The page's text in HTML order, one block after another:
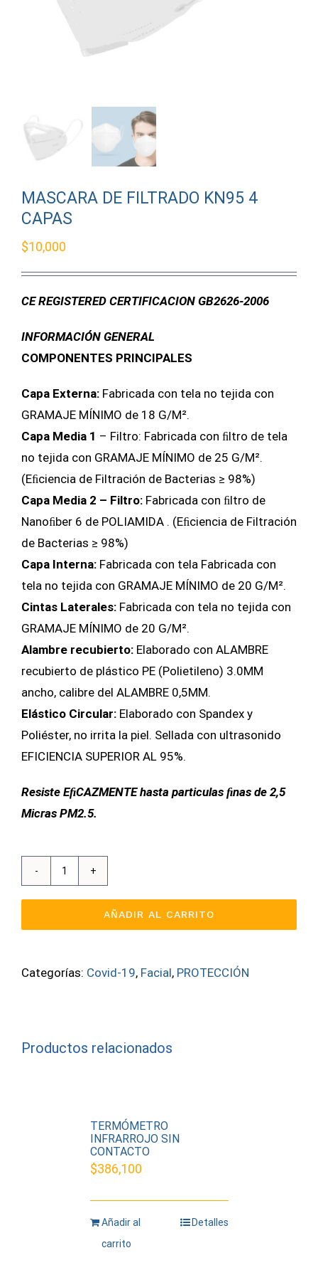
MASCARA DE FILTRADO KN95 4
CAPAS
$10,000
CE REGISTERED CERTIFICACION GB2626-2006
INFORMACIÓN GENERAL
COMPONENTES PRINCIPALES
Capa Externa: Fabricada con tela no tejida con
GRAMAJE MÍNIMO de 18 G/M².
Capa Media 1 – Filtro: Fabricada con ﬁltro de tela
no tejida con GRAMAJE MÍNIMO de 25 G/M².
(Eﬁciencia de Filtración de Bacterias ≥ 98%)
Capa Media 2 – Filtro: Fabricada con ﬁltro de
Nanoﬁber 6 de POLIAMIDA . (Eﬁciencia de Filtración
de Bacterias ≥ 98%)
Capa Interna: Fabricada con tela Fabricada con
tela no tejida con GRAMAJE MÍNIMO de 20 G/M².
Cintas Laterales: Fabricada con tela no tejida con
GRAMAJE MÍNIMO de 20 G/M².
Alambre recubierto: Elaborado con ALAMBRE
recubierto de plástico PE (Polietileno) 3.0MM
ancho, calibre del ALAMBRE 0,5MM.
Elástico Circular: Elaborado con Spandex y
Poliéster, no irrita la piel. Sellada con ultrasonido
EFICIENCIA SUPERIOR AL 95%.
Resiste EﬁCAZMENTE hasta particulas ﬁnas de 2,5
Micras PM2.5.
DE
4
AÑADIR AL CARRITO
Categorías: Covid-19, Facial, PROTECCIÓN
Productos relacionados
TERMÓMETRO
INFRARROJO SIN
CONTACTO
$386,100
Añadir al
carrito
Detalles